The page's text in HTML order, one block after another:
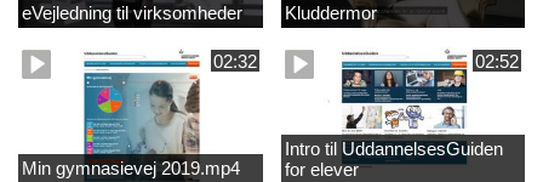
eVejledning til virksomheder Kluddermor
02:32
Min gymnasievej 2019.mp4
02:52
Intro til UddannelsesGuiden
for elever